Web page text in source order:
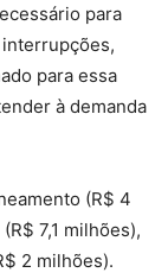
para
para essa
à demanda
(R$ 4
7,1 milhões),
2 milhões).